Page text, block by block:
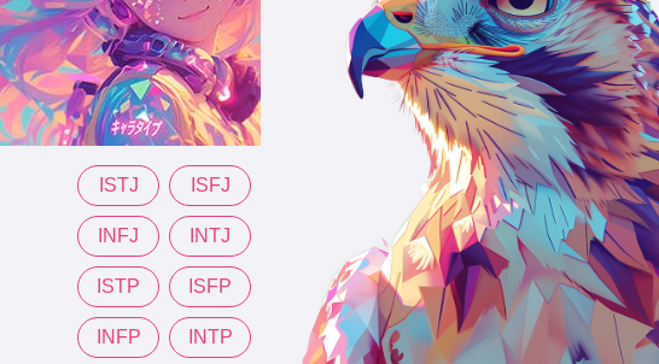
ISTJ ISFJ
INFJ INTJ
ISTP ISFP
INFP INTP